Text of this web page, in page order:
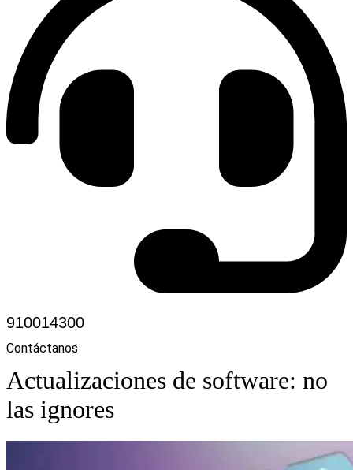
910014300
Contáctanos
Actualizaciones de software: no
las ignores